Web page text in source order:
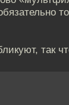
так